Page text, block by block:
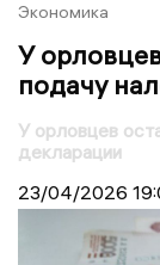
Экономика
У
подачу
У орловцев
декларации
23/04/2026